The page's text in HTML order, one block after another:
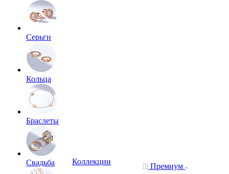
Серьги
Кольца
Браслеты
Свадьба
Коллекции
Премиум